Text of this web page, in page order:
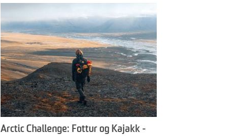
Arctic Challenge: Fottur og Kajakk -